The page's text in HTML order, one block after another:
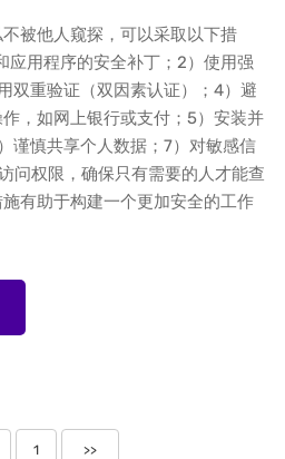
被他人窥探，可以采取以下措
应用程序的安全补丁；2）使用强
双重验证（双因素认证）；4）避
，如网上银行或支付；5）安装并
谨慎共享个人数据；7）对敏感信
问权限，确保只有需要的人才能查
有助于构建一个更加安全的工作
1 >>